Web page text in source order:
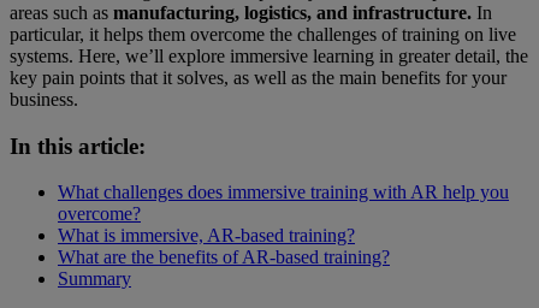
areas such as manufacturing, logistics, and infrastructure. In
particular, it helps them overcome the challenges of training on live
systems. Here, we’ll explore immersive learning in greater detail, the
key pain points that it solves, as well as the main benefits for your
business.
In this article:
What challenges does immersive training with AR help you
overcome?
What is immersive, AR-based training?
What are the benefits of AR-based training?
Summary